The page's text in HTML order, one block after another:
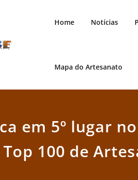
Home Notícias
Mapa do Artesanato
em 5º lugar
100 de